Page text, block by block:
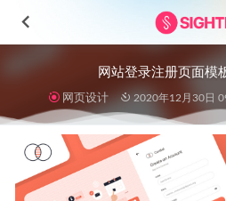
网站登录注册页面模
网页设计 2020年12月30日